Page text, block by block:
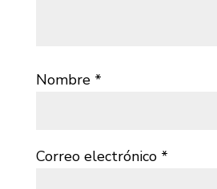
Nombre *
Correo electrónico *